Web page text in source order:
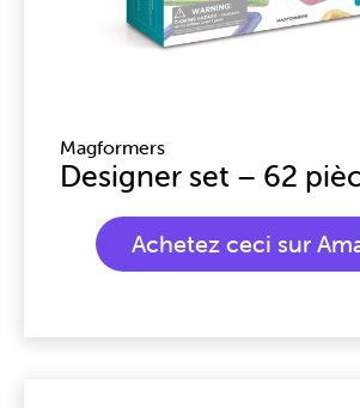
Magformers
Designer set – 62
Achetez ceci sur